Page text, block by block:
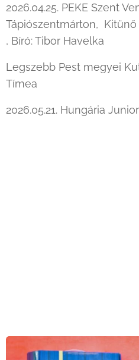
2026.04.25. PEKE Szent
Tápiószentmárton, Kitünő
, Bíró: Tibor Havelka
Legszebb Pest megyei
Tímea
2026.05.21. Hungária